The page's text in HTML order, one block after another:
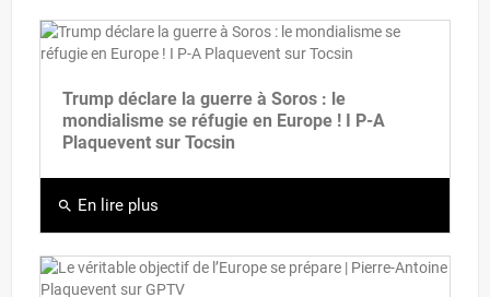
Trump déclare la guerre à Soros : le
mondialisme se réfugie en Europe ! I P-A
Plaquevent sur Tocsin
search En lire plus